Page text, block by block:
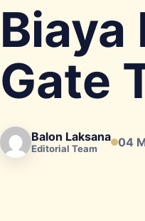
Biaya
Gate
Balon Laksana
Editorial Team 04